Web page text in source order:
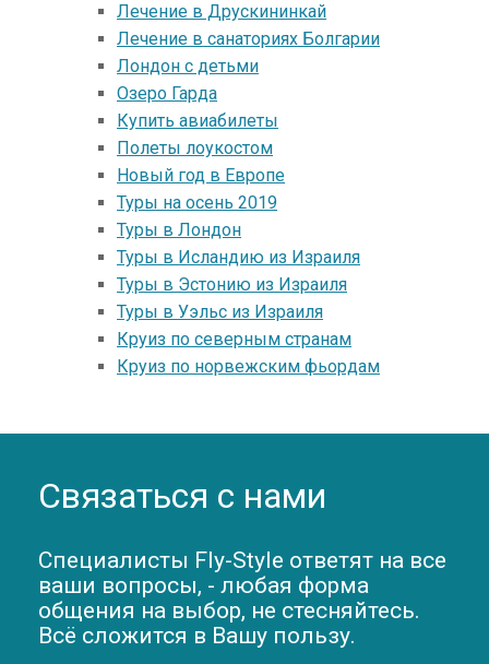
Лечение в Друскининкай
Лечение в санаториях Болгарии
Лондон с детьми
Озеро Гарда
Купить авиабилеты
Полеты лоукостом
Новый год в Европе
Туры на осень 2019
Туры в Лондон
Туры в Исландию из Израиля
Туры в Эстонию из Израиля
Туры в Уэльс из Израиля
Круиз по северным странам
Круиз по норвежским фьордам
Связаться с нами
Специалисты Fly-Style ответят на все
ваши вопросы, - любая форма
общения на выбор, не стесняйтесь.
Всё сложится в Вашу пользу.